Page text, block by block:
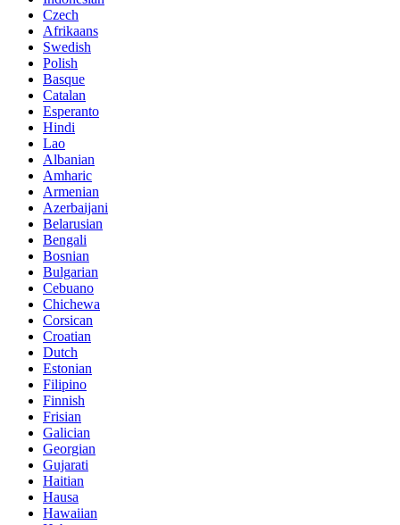
Czech
Afrikaans
Swedish
Polish
Basque
Catalan
Esperanto
Hindi
Lao
Albanian
Amharic
Armenian
Azerbaijani
Belarusian
Bengali
Bosnian
Bulgarian
Cebuano
Chichewa
Corsican
Croatian
Dutch
Estonian
Filipino
Finnish
Frisian
Galician
Georgian
Gujarati
Haitian
Hausa
Hawaiian